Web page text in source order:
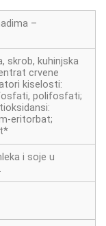
–
skrob, kuhinjska
crvene
kiselosti:
polifosfati;
eritorbat;
i soje u